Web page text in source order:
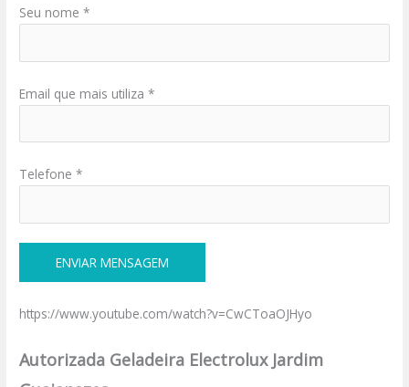
Seu nome *
Email que mais utiliza *
Telefone *
https://www.youtube.com/watch?v=CwCToaOJHyo
Autorizada Geladeira Electrolux Jardim